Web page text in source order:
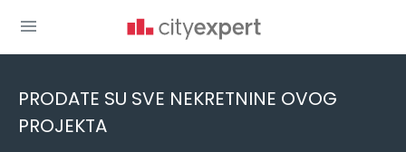
You are here Novogradnja Beograd » Novogradnja Voždovac
PRODATE SU SVE NEKRETNINE OVOG
PROJEKTA